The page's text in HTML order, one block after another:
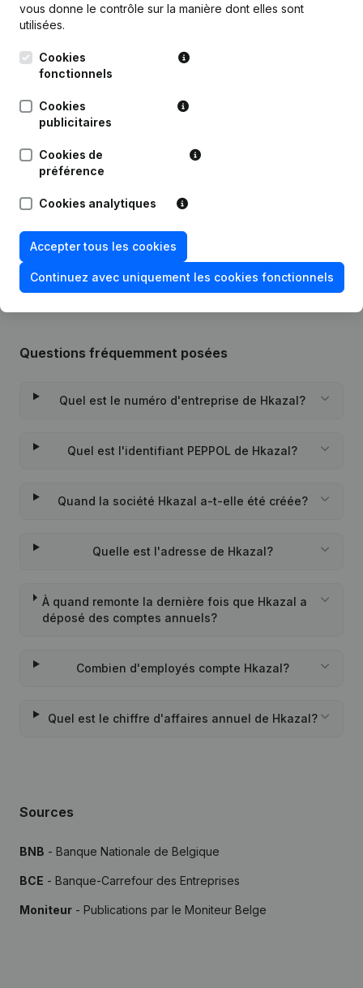
Publications
Date Publication
Autres Modifications,...)
31-12-2012
Rubrique Constitution (Nouvelle
Personne Morale, Ouverture
Succursale, etc...)
Questions fréquemment posées
Quel est le numéro d'entreprise de Hkazal?
Quel est l'identifiant PEPPOL de Hkazal?
Quand la société Hkazal a-t-elle été créée?
Quelle est l'adresse de Hkazal?
À quand remonte la dernière fois que Hkazal a
déposé des comptes annuels?
Combien d'employés compte Hkazal?
Quel est le chiffre d'affaires annuel de Hkazal?
Sources
BNB - Banque Nationale de Belgique
BCE - Banque-Carrefour des Entreprises
Moniteur - Publications par le Moniteur Belge
vous donne le contrôle sur la manière dont elles sont
utilisées.
Cookies
fonctionnels
Cookies
publicitaires
Cookies de
préférence
Cookies analytiques
Accepter tous les cookies
Continuez avec uniquement les cookies fonctionnels